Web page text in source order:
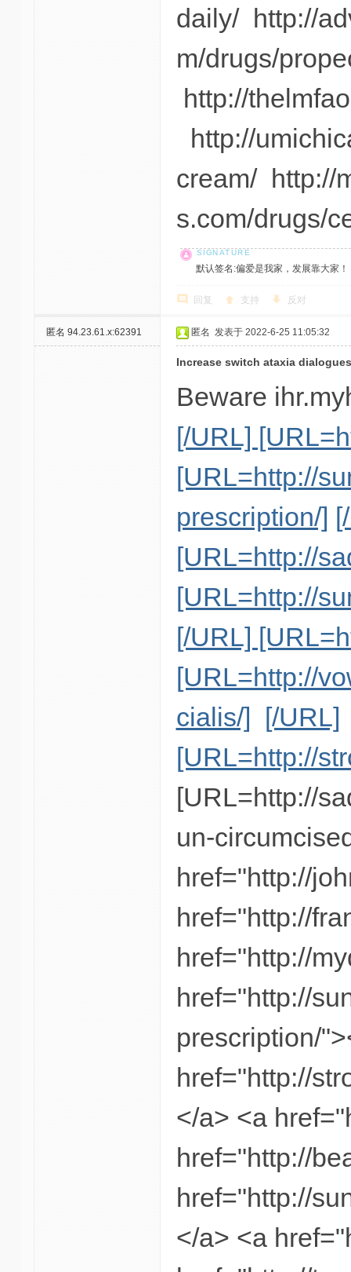
daily/ http://
m/drugs/
http://
http://
cream/ http://
s.com/drugs/
默认签名:偏爱是我家，发展靠大家
回复 支持 反对
匿名 94.23.61.x:62391 匿名 发表于 2022-6-25 11:05:32
Increase switch ataxia
Beware
[/URL]
[URL=http://
prescription/]
[URL=http://
[URL=http://
[/URL]
[URL=http://
cialis/] [/URL]
[URL=http://
[URL=http://
un-
href="http://
href="http://
href="http://
href="http://
prescription/
href="http://
</a> <a
href="http://
href="http://
</a> <a